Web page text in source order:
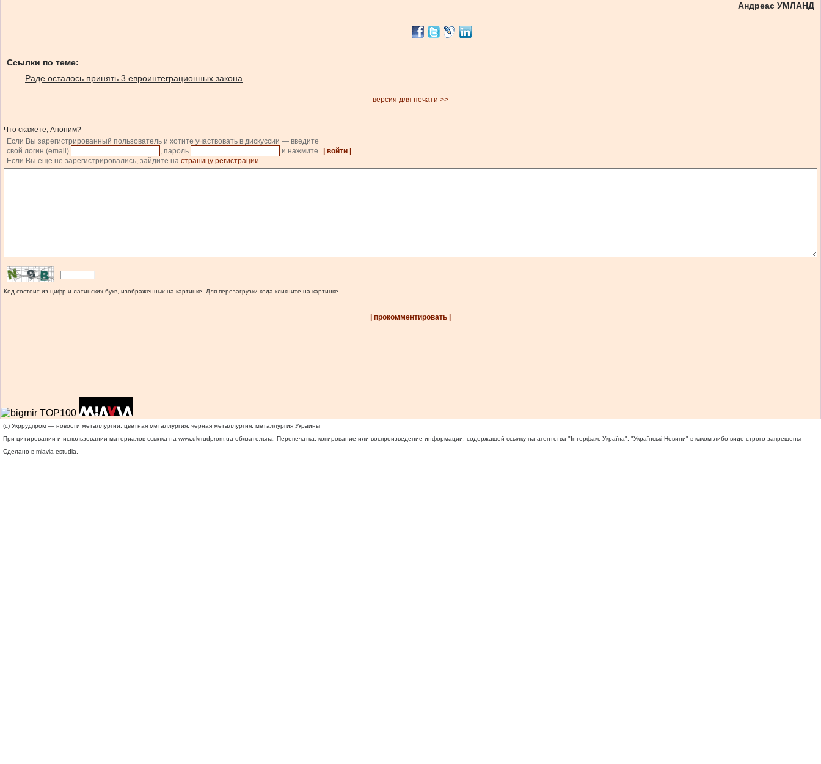
Андреас УМЛАНД
Ссылки по теме:
Раде осталось принять 3 евроинтеграционных закона
версия для печати >>
Что скажете, Аноним?
Если Вы зарегистрированный пользователь и хотите участвовать в дискуссии — введите
свой логин (email)
, пароль и нажмите | войти |
.
Если Вы еще не зарегистрировались, зайдите на страницу регистрации.
Код состоит из цифр и латинских букв, изображенных на картинке. Для перезагрузки кода кликните на картинке.
| прокомментировать |
(c) Укррудпром — новости металлургии: цветная металлургия, черная металлургия, металлургия Украины
При цитировании и использовании материалов ссылка на www.ukrrudprom.ua обязательна. Перепечатка, копирование или воспроизведение информации, содержащей ссылку на агентства "Iнтерфакс-Україна", "Українськi Новини" в каком-либо виде строго запрещены
Сделано в miavia estudia.